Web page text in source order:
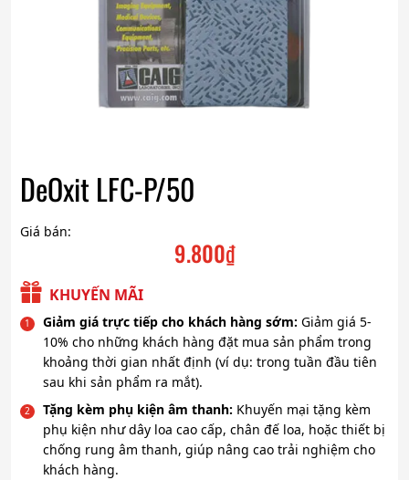
DeOxit LFC-P/50
Giá bán:
9.800₫
KHUYẾN MÃI
Giảm giá trực tiếp cho khách hàng sớm: Giảm giá 5-
10% cho những khách hàng đặt mua sản phẩm trong
khoảng thời gian nhất định (ví dụ: trong tuần đầu tiên
sau khi sản phẩm ra mắt).
Tặng kèm phụ kiện âm thanh: Khuyến mại tặng kèm
phụ kiện như dây loa cao cấp, chân đế loa, hoặc thiết bị
chống rung âm thanh, giúp nâng cao trải nghiệm cho
khách hàng.